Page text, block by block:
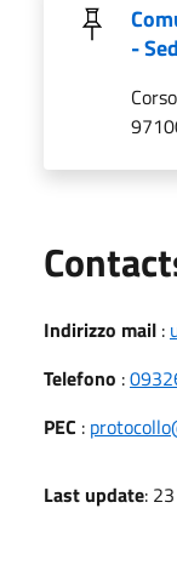
-
Indirizzo mail :
Telefono :
PEC :
Last update: